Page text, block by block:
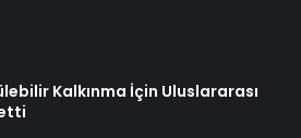
Kalkınma İçin Uluslararası